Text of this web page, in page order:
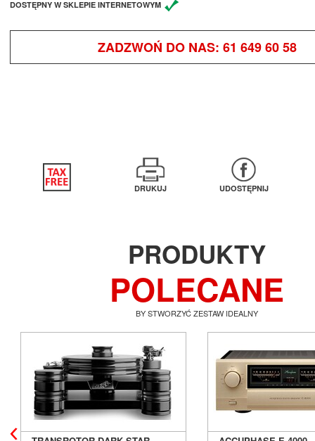
DOSTĘPNY W SKLEPIE INTERNETOWYM
ZADZWOŃ DO NAS: 61 649 60 58
DRUKUJ UDOSTĘPNIJ
PRODUKTY
POLECANE
BY STWORZYĆ ZESTAW IDEALNY